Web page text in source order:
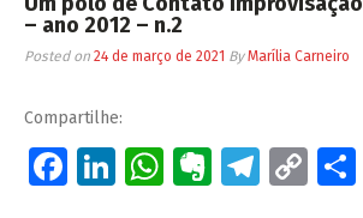
– ano 2012 – n.2
Posted on 24 de março de 2021 ByMarília Carneiro
Compartilhe:
Facebook
LinkedIn
WhatsApp
Evernote